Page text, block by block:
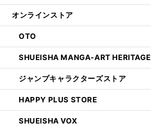
オンラインストア
OTO
SHUEISHA MANGA-ART HERITAGE
ジャンプキャラクターズストア
HAPPY PLUS STORE
SHUEISHA VOX